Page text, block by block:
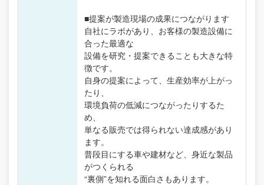
■提案が製造現場の成果につながります
自社にラボがあり、お客様の製造設備に
合った最適な
設備を研究・提案できることも大きな特
徴です。
自身の提案によって、生産効率が上がっ
たり、
環境負荷の低減につながったりするた
め、
単なる販売では得られない達成感があり
ます。
普段目にする車や建材など、身近な製品
がつくられる
“裏側”を知れる面白さもあります。